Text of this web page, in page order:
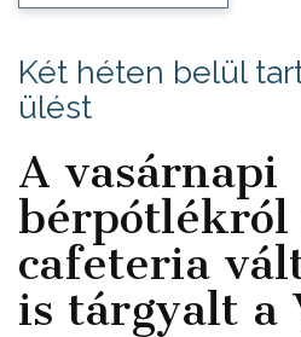
Két héten belül
ülést
A vasárnapi
bérpótlékról
cafeteria
is tárgyalt a